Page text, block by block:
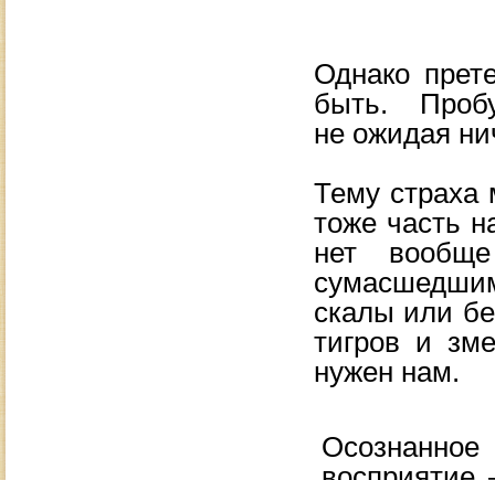
Однако
быть.
не ожидая
Тему страха
тоже часть
нет
скалы или
тигров и
нужен нам.